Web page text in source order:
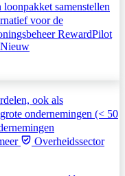
samenstellen
voor de
RewardPilot
Nieuw
ook als
ondernemingen (< 50
Overheidssector